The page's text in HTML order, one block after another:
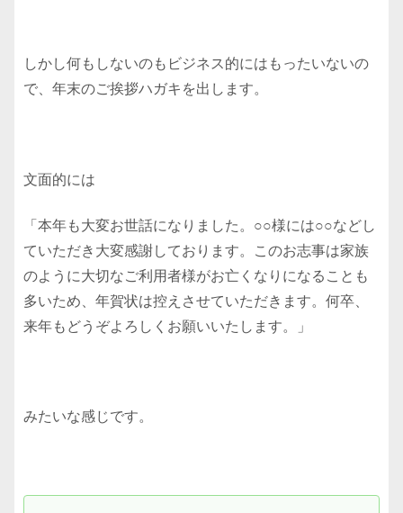
しかし何もしないのもビジネス的にはもったいないの
で、年末のご挨拶ハガキを出します。
文面的には
「本年も大変お世話になりました。○○様には○○などし
ていただき大変感謝しております。このお志事は家族
のように大切なご利用者様がお亡くなりになることも
多いため、年賀状は控えさせていただきます。何卒、
来年もどうぞよろしくお願いいたします。」
みたいな感じです。